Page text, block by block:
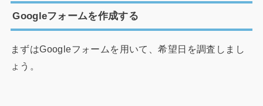
Googleフォームを作成する
まずはGoogleフォームを用いて、希望日を調査しまし
ょう。